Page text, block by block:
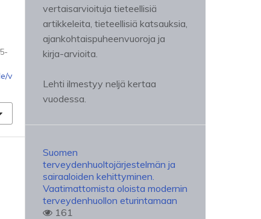
v
vertaisarvioituja tieteellisiä
artikkeleita, tieteellisiä katsauksia,
ajankohtaispuheenvuoroja ja
kirja-arvioita.
Lehti ilmestyy neljä kertaa
vuodessa.
Suomen
terveydenhuoltojärjestelmän ja
sairaaloiden kehittyminen.
Vaatimattomista oloista modernin
terveydenhuollon eturintamaan
161